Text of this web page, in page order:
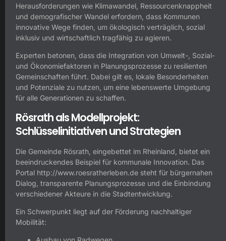
Herausforderungen wie Klimawandel, Ressourcenknappheit
und demografischer Wandel erfordern, dass Kommunen
innovative Wege finden, um ökologisch verträglich, sozial
inklusiv und wirtschaftlich tragfähig zu agieren.
Experten betonen, dass die Integration von Umwelt-, Sozial-
und Ökonomiefaktoren in Planungsprozesse zu resilienten
Gemeinschaften führt. Dabei gilt es, lokale Besonderheiten
und Potenziale zu nutzen, um eine lebenswerte Umgebung
für alle Generationen zu schaffen.
Rösrath als Modellprojekt:
Schlüsselinitiativen und Strategien
Die Gemeinde Rösrath, eingebettet im Rheinland, bietet ein
beeindruckendes Beispiel für kommunale Innovation. Das
Portal http://www.roesratherleben.de steht für bürgernahen
Dialog, transparente Planungsprozesse und die Einbindung
verschiedener Akteure in die Stadtentwicklung.
Ein Schwerpunkt liegt auf der Förderung nachhaltiger
Mobilität: